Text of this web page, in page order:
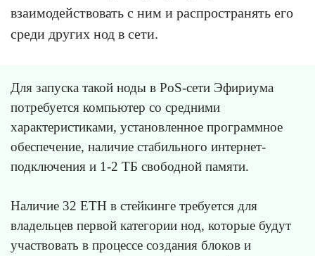
взаимодействовать с ним и распространять его
среди других нод в сети.
Для запуска такой ноды в PoS-сети Эфириума
потребуется компьютер со средними
характеристиками, установленное программное
обеспечение, наличие стабильного интернет-
подключения и 1-2 ТБ свободной памяти.
Наличие 32 ETH в стейкинге требуется для
владельцев первой категории нод, которые будут
участвовать в процессе создания блоков и